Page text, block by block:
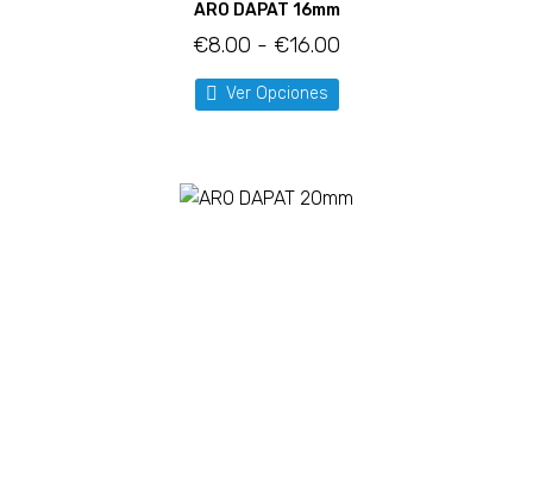
ARO DAPAT 16mm
€8.00 - €16.00
Ver Opciones